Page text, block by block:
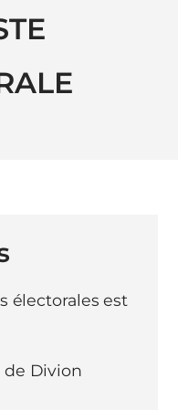
électorales est
de Divion